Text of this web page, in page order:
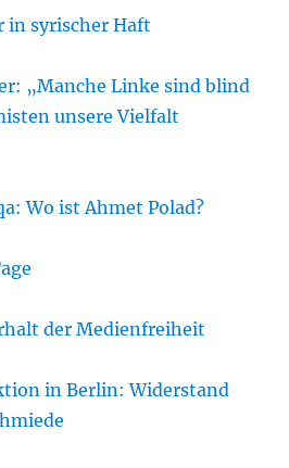
in syrischer Haft
„Manche Linke sind blind
unsere Vielfalt
Wo ist Ahmet Polad?
der Medienfreiheit
in Berlin: Widerstand